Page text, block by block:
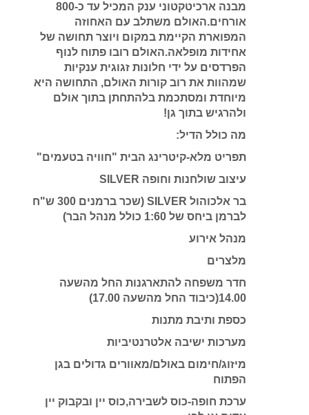
מבנה ארכיטקטוני ענק המכיל עד כ-800
אורחים.האולם משתלב עם האחוזה
המפוארת הקיימת במקום ויוצר תחושה של
אחידות מופלאה.האולם רובו פתוח לנוף
הפרדסים על ידי חלונות זגוגית ענקיות
שמהוות את רוב קורות האולם, התחושה היא
מיוחדת ומסתכמת בלהתחתן בתוך אולם
ולהרגיש בתוך גן!
מה כולל הדיל:
תפריט מלא-קיטרינג הבית "חוויה בטעמים"
עיצוב שולחנות וחופה SILVER
בר אלכוהול SILVER (שכר ברמנים 300 ש"ח
לברמן ביחס של 1:60 כולל מנהל הבר)
מנהל אירוע
מלצרים
חדר משפחה להתארגנות החל מהשעה
14.00(כיבוד החל מהשעה 17.00)
כספת ותיבת מתנות
מערכות ישיבה אלטרנטיביות
מיזוג/חימום באולם/מאוורים גדולים בגן
הפתוח
ערכת חופה-כוס לשבירה,כוס יין ובקבוק יין